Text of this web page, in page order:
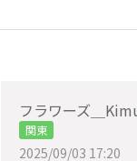
フラワーズ＿
関東
2025/09/03 17:20